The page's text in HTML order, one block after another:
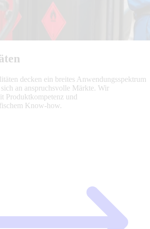
decken ein breites Anwendungsspektrum
an anspruchsvolle Märkte. Wir
Produktkompetenz und
Know-how.